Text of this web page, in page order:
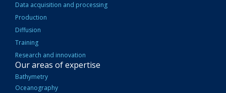
Data acquisition and processing
Production
Diffusion
Training
Research and innovation
Our areas of expertise
Bathymetry
Oceanography